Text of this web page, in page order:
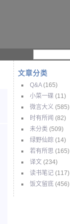
文章分类
Q&A(165)
小菜一碟 (11)
微言大义 (585)
时有所闻 (82)
未分类 (509)
绿野仙踪 (14)
若有所思 (165)
译文 (234)
读书笔记 (117)
饭文留底 (456)